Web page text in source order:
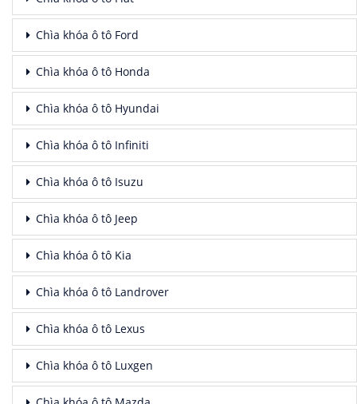
Chìa khóa ô tô Ford
Chìa khóa ô tô Honda
Chìa khóa ô tô Hyundai
Chìa khóa ô tô Infiniti
Chìa khóa ô tô Isuzu
Chìa khóa ô tô Jeep
Chìa khóa ô tô Kia
Chìa khóa ô tô Landrover
Chìa khóa ô tô Lexus
Chìa khóa ô tô Luxgen